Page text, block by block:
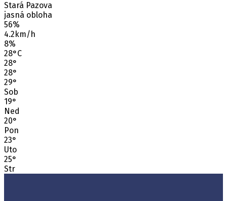
Stará Pazova
jasná obloha
56%
4.2km/h
8%
28°C
28°
28°
29°
Sob
19°
Ned
20°
Pon
23°
Uto
25°
Str